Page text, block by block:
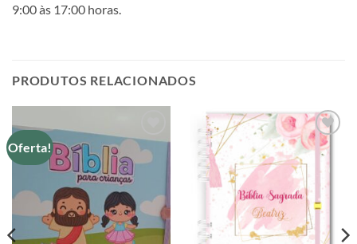
9:00 às 17:00 horas.
PRODUTOS RELACIONADOS
Oferta!
Adicionar
a lista de
desejos
Adicionar
a lista de
desejos